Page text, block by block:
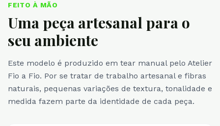
FEITO À MÃO
Uma peça artesanal para o
seu ambiente
Este modelo é produzido em tear manual pelo Atelier
Fio a Fio. Por se tratar de trabalho artesanal e fibras
naturais, pequenas variações de textura, tonalidade e
medida fazem parte da identidade de cada peça.